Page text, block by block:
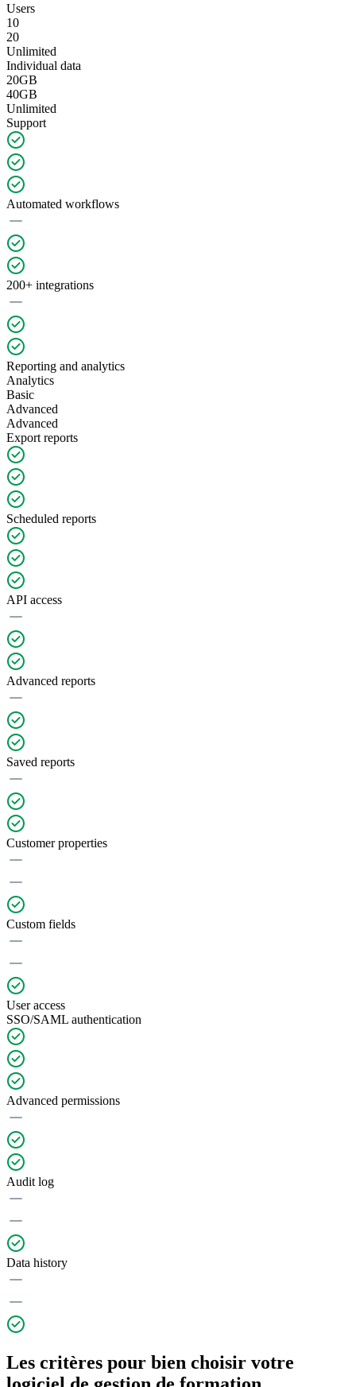
Users
10
20
Unlimited
Individual data
20GB
40GB
Unlimited
Support
Automated workflows
200+ integrations
Reporting and analytics
Analytics
Basic
Advanced
Advanced
Export reports
Scheduled reports
API access
Advanced reports
Saved reports
Customer properties
Custom fields
User access
SSO/SAML authentication
Advanced permissions
Audit log
Data history
Les critères pour bien choisir votre